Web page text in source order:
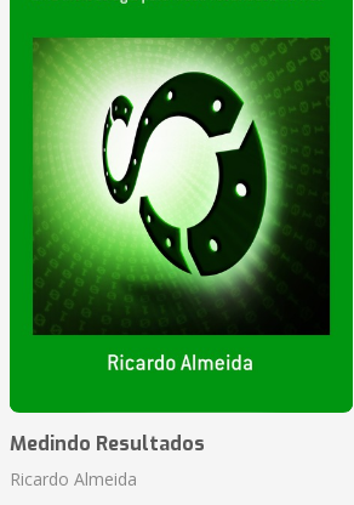
Medindo Resultados
Ricardo Almeida